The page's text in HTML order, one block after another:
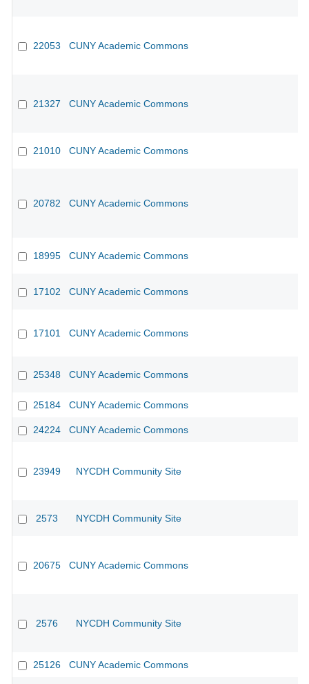
22053 CUNY Academic Commons
21327 CUNY Academic Commons
21010 CUNY Academic Commons
20782 CUNY Academic Commons
18995 CUNY Academic Commons
17102 CUNY Academic Commons
17101 CUNY Academic Commons
25348 CUNY Academic Commons
25184 CUNY Academic Commons
24224 CUNY Academic Commons
23949 NYCDH Community Site
2573 NYCDH Community Site
20675 CUNY Academic Commons
2576 NYCDH Community Site
25126 CUNY Academic Commons